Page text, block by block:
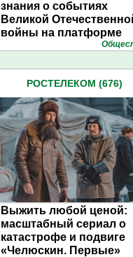
знания о событиях
Великой
войны на платформе
«Ростелеком. Лицей»
РОСТЕЛЕКОМ (676)
Выжить любой ценой:
масштабный сериал о
катастрофе и подвиге
«Челюскин. Первые»